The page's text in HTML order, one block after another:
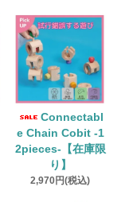
Connectabl
e Chain Cobit -1
2pieces-【在庫限
り】
2,970円(税込)